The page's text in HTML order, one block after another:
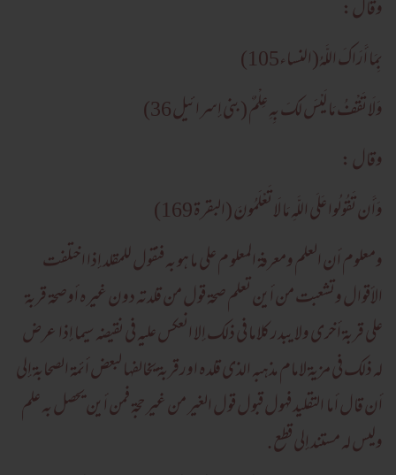
وقال:
بِمَا أَرَ‌اكَ اللَّـهُ(النساء105)
وَلَا تَقْفُ مَا لَيْسَ لَكَ بِهِ عِلْمٌ(بنی إسرائيل 36)
وقال :
وَأَن تَقُولُوا عَلَى اللَّـهِ مَا لَا تَعْلَمُونَ(البقرۃ 169)
ومعلوم أن العلم ومعرفة المعلو م علی ما هو به فنقول للمقلد إذا اختلفت
الأقوال وتشعبت من أين تعلم صحة قول من قلدته دون غيرہ أوصحة قربة
علی قربة أخری ولا يبدر کلاما فی ذلک إلا انعکس عليه فی نقيضه سيما إذا عرض
له ذلک فی مزية لامام مذهبه الذی قلدہ اورقربة يخالفها لبعض أئمة الصحابة إلی
أن قال أما التقليد فهول قبول قول الغير من غیر حجۃ فمن أین یحصل بہ علم
ولیس لہ مستند إلی قطع .